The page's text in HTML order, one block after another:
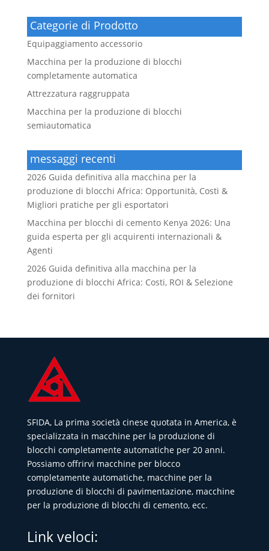
Categorie di Prodotto
Equipaggiamento accessorio
Macchina per la produzione di blocchi
completamente automatica
Attrezzatura raggruppata
Macchina per la produzione di blocchi
semiautomatica
messaggi recenti
2026 Guida definitiva alla macchina per la
produzione di blocchi Africa: Opportunità, Costi &
Migliori pratiche per gli esportatori
Macchina per blocchi di cemento Kenya 2026: Una
guida esperta per gli acquirenti internazionali &
Agenti
2026 Guida definitiva alla macchina per la
produzione di blocchi Africa: Costi, ROI & Selezione
dei fornitori
SFIDA, La prima società cinese quotata in America, è
specializzata in macchine per la produzione di
blocchi completamente automatiche per 20 anni.
Possiamo offrirvi macchine per blocco
completamente automatiche, macchine per la
produzione di blocchi di pavimentazione, macchine
per la produzione di blocchi di cemento, ecc.
Link veloci: